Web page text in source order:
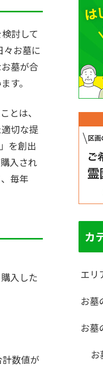
討して
々お墓に
墓が合
す。
とは、
切な提
を創出
入され
毎年
入した
数値が
カ
エリ
お墓
お墓